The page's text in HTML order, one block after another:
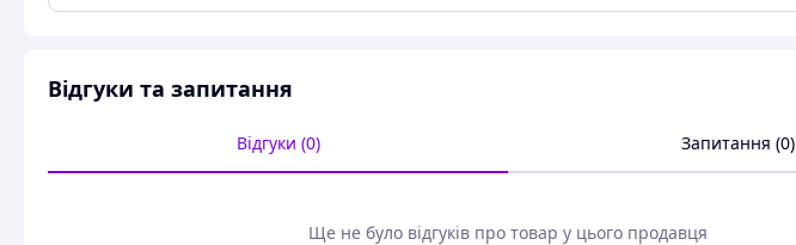
Схожі товари за характеристиками
Відгуки та запитання
Відгуки (0) Запитання (0)
Ще не було відгуків про товар у цього продавця